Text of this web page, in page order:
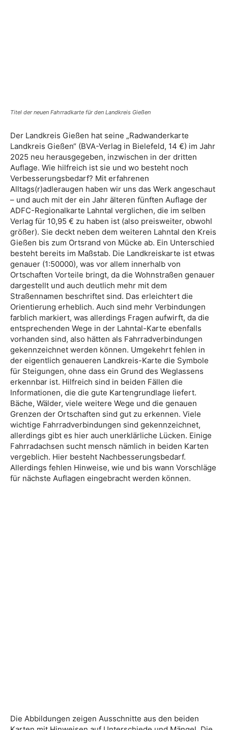
Titel der neuen Fahrradkarte für den Landkreis Gießen
Der Landkreis Gießen hat seine „Radwanderkarte
Landkreis Gießen“ (BVA-Verlag in Bielefeld, 14 €) im Jahr
2025 neu herausgegeben, inzwischen in der dritten
Auflage. Wie hilfreich ist sie und wo besteht noch
Verbesserungsbedarf? Mit erfahrenen
Alltags(r)adleraugen haben wir uns das Werk angeschaut
– und auch mit der ein Jahr älteren fünften Auflage der
ADFC-Regionalkarte Lahntal verglichen, die im selben
Verlag für 10,95 € zu haben ist (also preisweiter, obwohl
größer). Sie deckt neben dem weiteren Lahntal den Kreis
Gießen bis zum Ortsrand von Mücke ab. Ein Unterschied
besteht bereits im Maßstab. Die Landkreiskarte ist etwas
genauer (1:50000), was vor allem innerhalb von
Ortschaften Vorteile bringt, da die Wohnstraßen genauer
dargestellt und auch deutlich mehr mit dem
Straßennamen beschriftet sind. Das erleichtert die
Orientierung erheblich. Auch sind mehr Verbindungen
farblich markiert, was allerdings Fragen aufwirft, da die
entsprechenden Wege in der Lahntal-Karte ebenfalls
vorhanden sind, also hätten als Fahrradverbindungen
gekennzeichnet werden können. Umgekehrt fehlen in
der eigentlich genaueren Landkreis-Karte die Symbole
für Steigungen, ohne dass ein Grund des Weglassens
erkennbar ist. Hilfreich sind in beiden Fällen die
Informationen, die die gute Kartengrundlage liefert.
Bäche, Wälder, viele weitere Wege und die genauen
Grenzen der Ortschaften sind gut zu erkennen. Viele
wichtige Fahrradverbindungen sind gekennzeichnet,
allerdings gibt es hier auch unerklärliche Lücken. Einige
Fahrradachsen sucht mensch nämlich in beiden Karten
vergeblich. Hier besteht Nachbesserungsbedarf.
Allerdings fehlen Hinweise, wie und bis wann Vorschläge
für nächste Auflagen eingebracht werden können.
Die Abbildungen zeigen Ausschnitte aus den beiden